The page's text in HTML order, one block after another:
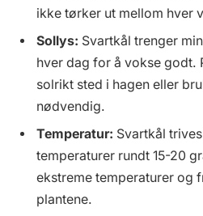
ikke tørker ut mellom hver
Sollys: Svartkål trenger
hver dag for å vokse godt.
solrikt sted i hagen eller
nødvendig.
Temperatur: Svartkål
temperaturer rundt 15-20
ekstreme temperaturer og
plantene.